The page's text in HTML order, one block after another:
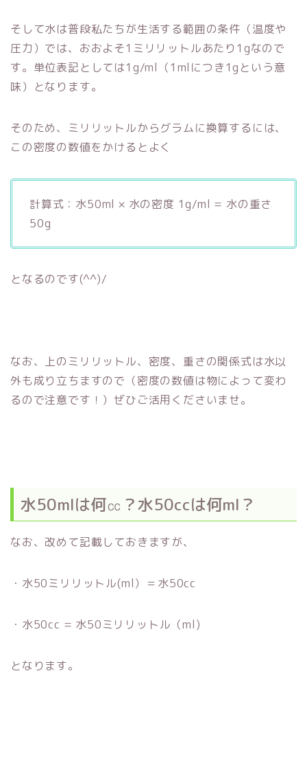
そして水は普段私たちが生活する範囲の条件（温度や
圧力）では、おおよそ1ミリリットルあたり1gなので
す。単位表記としては1g/ml（1mlにつき1gという意
味）となります。
そのため、ミリリットルからグラムに換算するには、
この密度の数値をかけるとよく
計算式：水50ml × 水の密度 1g/ml = 水の重さ
50g
となるのです(^^)/
なお、上のミリリットル、密度、重さの関係式は水以
外も成り立ちますので（密度の数値は物によって変わ
るので注意です！）ぜひご活用くださいませ。
水50mlは何㏄？水50ccは何ml？
なお、改めて記載しておきますが、
・水50ミリリットル(ml）＝水50cc
・水50cc = 水50ミリリットル（ml)
となります。